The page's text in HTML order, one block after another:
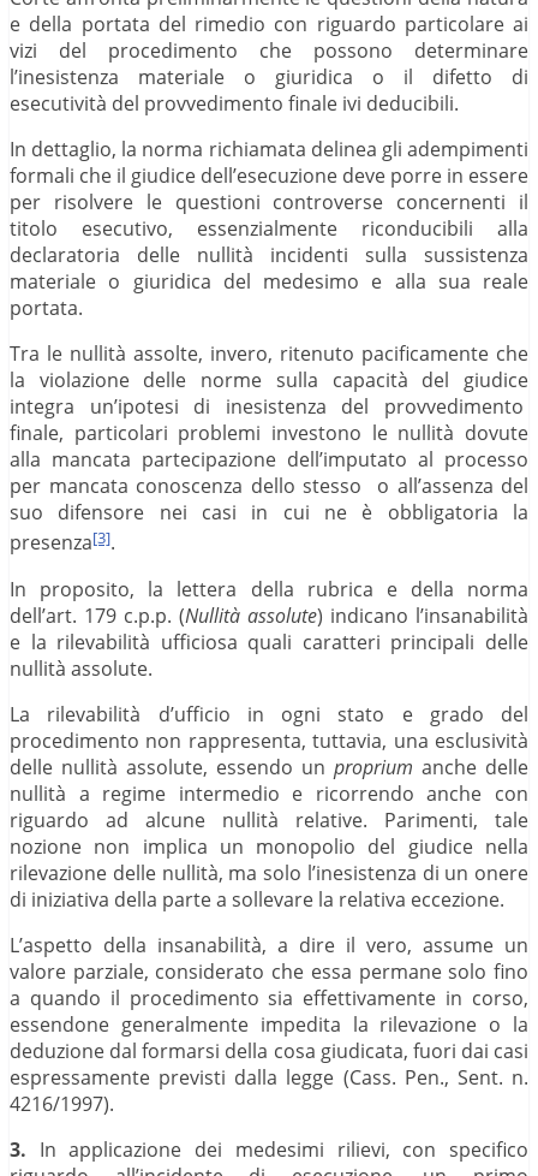
e della portata del rimedio con riguardo particolare ai
vizi del procedimento che possono determinare
l’inesistenza materiale o giuridica o il difetto di
esecutività del provvedimento finale ivi deducibili.
In dettaglio, la norma richiamata delinea gli adempimenti
formali che il giudice dell’esecuzione deve porre in essere
per risolvere le questioni controverse concernenti il
titolo esecutivo, essenzialmente riconducibili alla
declaratoria delle nullità incidenti sulla sussistenza
materiale o giuridica del medesimo e alla sua reale
portata.
Tra le nullità assolte, invero, ritenuto pacificamente che
la violazione delle norme sulla capacità del giudice
integra un’ipotesi di inesistenza del provvedimento
finale, particolari problemi investono le nullità dovute
alla mancata partecipazione dell’imputato al processo
per mancata conoscenza dello stesso o all’assenza del
suo difensore nei casi in cui ne è obbligatoria la
presenza[3].
In proposito, la lettera della rubrica e della norma
dell’art. 179 c.p.p. (Nullità assolute) indicano l’insanabilità
e la rilevabilità ufficiosa quali caratteri principali delle
nullità assolute.
La rilevabilità d’ufficio in ogni stato e grado del
procedimento non rappresenta, tuttavia, una esclusività
delle nullità assolute, essendo un proprium anche delle
nullità a regime intermedio e ricorrendo anche con
riguardo ad alcune nullità relative. Parimenti, tale
nozione non implica un monopolio del giudice nella
rilevazione delle nullità, ma solo l’inesistenza di un onere
di iniziativa della parte a sollevare la relativa eccezione.
L’aspetto della insanabilità, a dire il vero, assume un
valore parziale, considerato che essa permane solo fino
a quando il procedimento sia effettivamente in corso,
essendone generalmente impedita la rilevazione o la
deduzione dal formarsi della cosa giudicata, fuori dai casi
espressamente previsti dalla legge (Cass. Pen., Sent. n.
4216/1997).
3. In applicazione dei medesimi rilievi, con specifico